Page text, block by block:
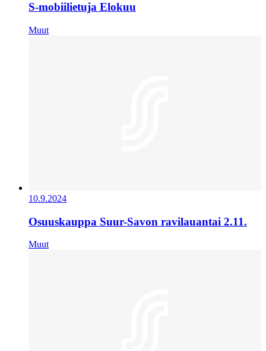
S-mobiilietuja Elokuu
Muut
10.9.2024
Osuuskauppa Suur-Savon ravilauantai 2.11.
Muut